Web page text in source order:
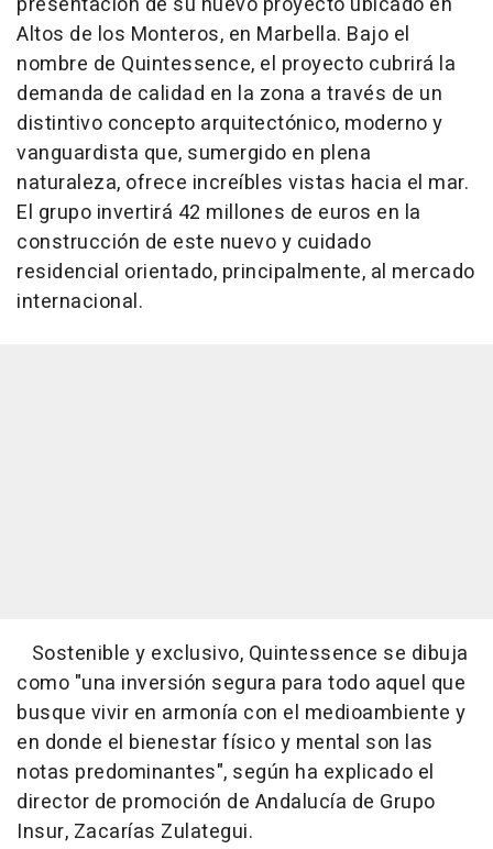
Altos de los Monteros, en Marbella. Bajo el
nombre de Quintessence, el proyecto cubrirá la
demanda de calidad en la zona a través de un
distintivo concepto arquitectónico, moderno y
vanguardista que, sumergido en plena
naturaleza, ofrece increíbles vistas hacia el mar.
El grupo invertirá 42 millones de euros en la
construcción de este nuevo y cuidado
residencial orientado, principalmente, al mercado
internacional.
Sostenible y exclusivo, Quintessence se dibuja
como "una inversión segura para todo aquel que
busque vivir en armonía con el medioambiente y
en donde el bienestar físico y mental son las
notas predominantes", según ha explicado el
director de promoción de Andalucía de Grupo
Insur, Zacarías Zulategui.